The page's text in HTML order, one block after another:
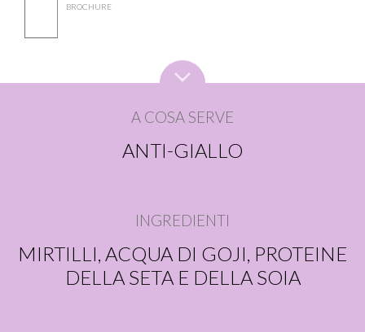
BROCHURE
A COSA SERVE
ANTI-GIALLO
INGREDIENTI
MIRTILLI, ACQUA DI GOJI, PROTEINE
DELLA SETA E DELLA SOIA